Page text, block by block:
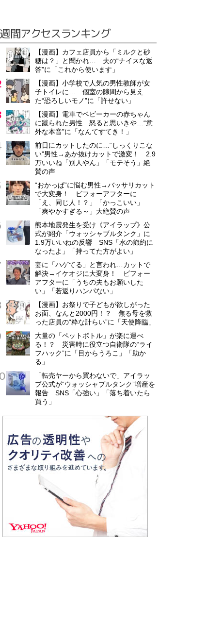
週間アクセスランキング
【漫画】カフェ店員から「ミルクと砂
糖は？」と聞かれ… 夫の“ナイスな返
答”に「これから使います」
【漫画】小学校で人気の男性教師が女
子トイレに… 個室の隙間から見え
た“恐ろしいモノ”に「許せない」
【漫画】電車でベビーカーの赤ちゃん
に蹴られた男性 怒ると思いきや…“意
外な本音”に「なんてすてき！」
前日にカットしたのに…“しっくりこな
い”男性→あか抜けカットで激変！ 2.9
万いいね「別人やん」「モテそう」絶
賛の声
“おかっぱ”に悩む男性→バッサリカット
で大変身！ ビフォーアフターに
「え、同じ人！？」「かっこいい」
「爽やかすぎる～」大絶賛の声
熊本地震発生を受け《アイラップ》公
式が紹介「ウォッシャブルタンク」に
1.9万いいねの反響 SNS「水の節約に
なったよ」「持ってた方がよい」
妻に「ハゲてる」と言われ…カットで
解決→イケオジに大変身！ ビフォー
アフターに「うちの夫もお願いした
い」「若返りハンパない」
【漫画】お祭りで子どもが欲しがった
お面、なんと2000円！？ 焦る母を救
った店員の“粋な計らい”に「天使降臨」
大量の「ペットボトル」が楽に運べ
る！？ 災害時に役立つ自衛隊の“ライ
フハック”に「目からうろこ」「助か
る」
「転売ヤーから買わないで」アイラッ
プ公式が“ウォッシャブルタンク”増産を
報告 SNS「心強い」「落ち着いたら
買う」